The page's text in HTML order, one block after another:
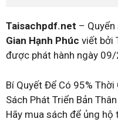
Taisachpdf.net – Quyển
Gian Hạnh Phúc viết bởi
được phát hành ngày
Bí Quyết Để Có 95%
Sách Phát Triển Bản
Hãy mua sách để ủng hộ